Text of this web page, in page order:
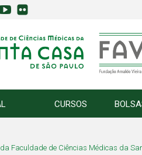
CURSOS
Faculdade de Ciências Médicas da